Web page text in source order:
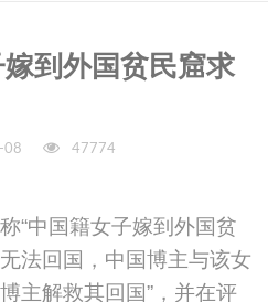
到外国贫民窟求
08 47774
“中国籍女子嫁到外国贫
法回国，中国博主与该女
主解救其回国”，并在评